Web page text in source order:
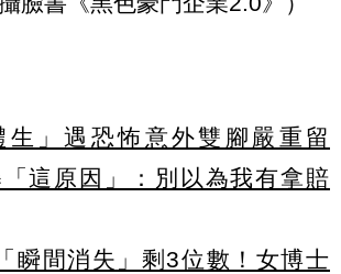
生」遇恐怖意外雙腳嚴重留
這原因」：別以為我有拿賠
瞬間消失」剩3位數！女博士